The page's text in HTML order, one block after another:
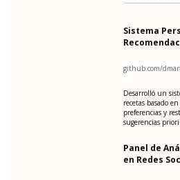
Sistema
github.com/
Desarrolló un
recetas basado
preferencias y
sugerencias
Panel de
en Redes